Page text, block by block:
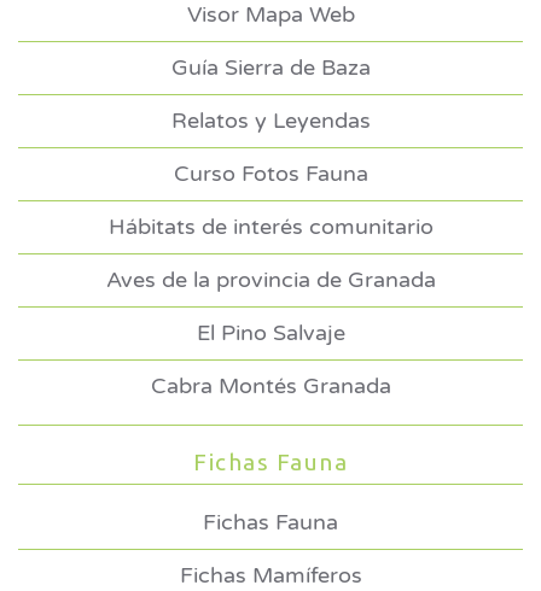
Visor Mapa Web
Guía Sierra de Baza
Relatos y Leyendas
Curso Fotos Fauna
Hábitats de interés comunitario
Aves de la provincia de Granada
El Pino Salvaje
Cabra Montés Granada
Fichas Fauna
Fichas Fauna
Fichas Mamíferos